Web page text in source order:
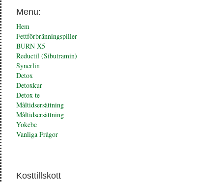
Menu:
Hem
Fettförbränningspiller
BURN X5
Reductil (Sibutramin)
Synerlin
Detox
Detoxkur
Detox te
Måltidsersättning
Måltidsersättning
Yokebe
Vanliga Frågor
Kosttillskott